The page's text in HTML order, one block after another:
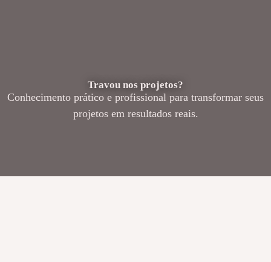
Travou nos projetos?
Conhecimento prático e profissional para transformar seus
projetos em resultados reais.